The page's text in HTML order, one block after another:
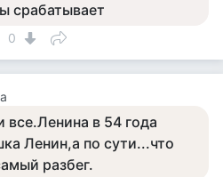
срабатывает
0
в 54 года
Ленин,а по сути...что
разбег.